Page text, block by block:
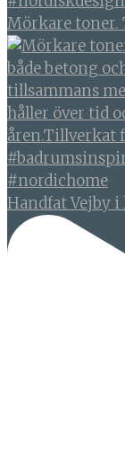
Mörkare toner.
Handfat Vejby